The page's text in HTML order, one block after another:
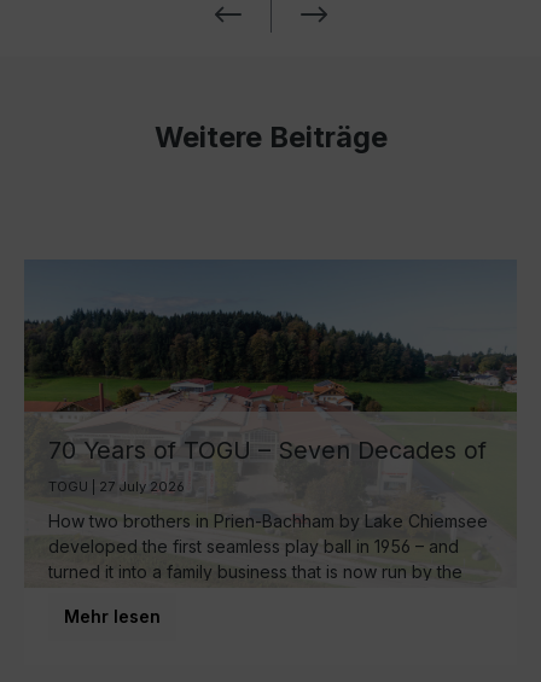
Weitere Beiträge
70 Years of TOGU – Seven Decades of
Ball Manufacturing by Lake Chiemsee
TOGU | 27 July 2026
How two brothers in Prien-Bachham by Lake Chiemsee
developed the first seamless play ball in 1956 – and
turned it into a family business that is now run by the
world.
Mehr lesen